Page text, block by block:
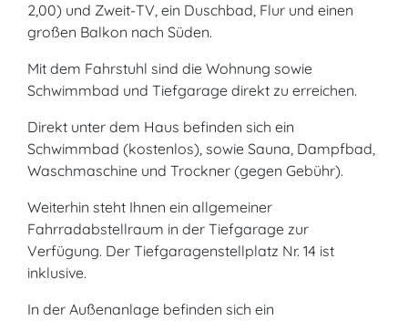
2,00) und Zweit-TV, ein Duschbad, Flur und einen
großen Balkon nach Süden.
Mit dem Fahrstuhl sind die Wohnung sowie
Schwimmbad und Tiefgarage direkt zu erreichen.
Direkt unter dem Haus befinden sich ein
Schwimmbad (kostenlos), sowie Sauna, Dampfbad,
Waschmaschine und Trockner (gegen Gebühr).
Weiterhin steht Ihnen ein allgemeiner
Fahrradabstellraum in der Tiefgarage zur
Verfügung. Der Tiefgaragenstellplatz Nr. 14 ist
inklusive.
In der Außenanlage befinden sich ein